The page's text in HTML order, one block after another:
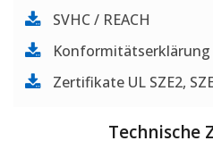
SVHC / REACH
Konformitätserklärung
Zertifikate UL SZE2,
Technische